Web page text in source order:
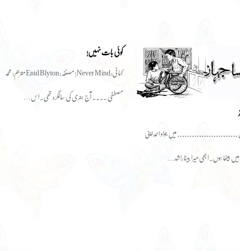
کوئی بات نہیں!
کہانی:Never Mind! مصنفہ: Enid Blyton مترجم: محمد
مصطفی ۔۔۔۔ آج ہنری کی سالگرہ تھی۔ اس…
......................... میں جواد احمد اپنی
میں بیٹھا ہوں۔ ابھی میرا بیٹا راشد…